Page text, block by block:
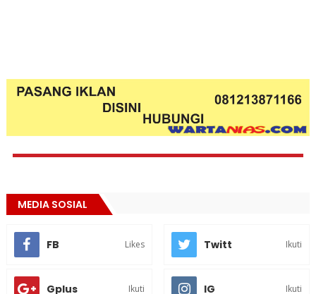
MEDIA SOSIAL
FB Likes Twitt Ikuti
Gplus Ikuti IG Ikuti